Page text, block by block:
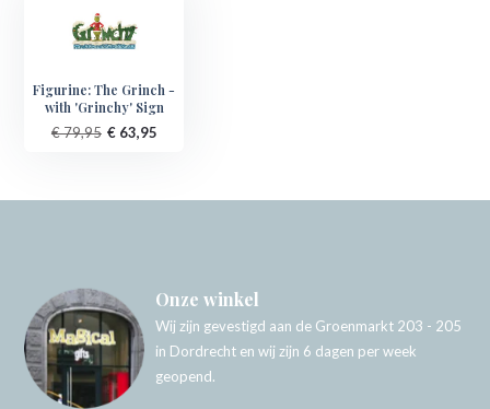
Figurine: The Grinch -
with 'Grinchy' Sign
€ 79,95 € 63,95
Onze winkel
Wij zijn gevestigd aan de Groenmarkt 203 - 205
in Dordrecht en wij zijn 6 dagen per week
geopend.